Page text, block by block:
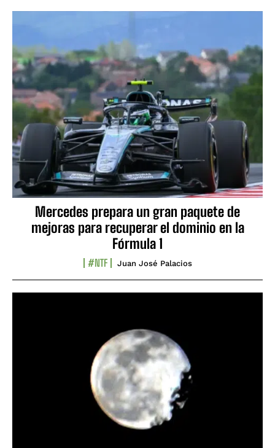
Mercedes prepara un gran paquete de
mejoras para recuperar el dominio en la
Fórmula 1
#NTF Juan José Palacios